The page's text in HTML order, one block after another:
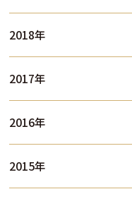
2018年
2017年
2016年
2015年